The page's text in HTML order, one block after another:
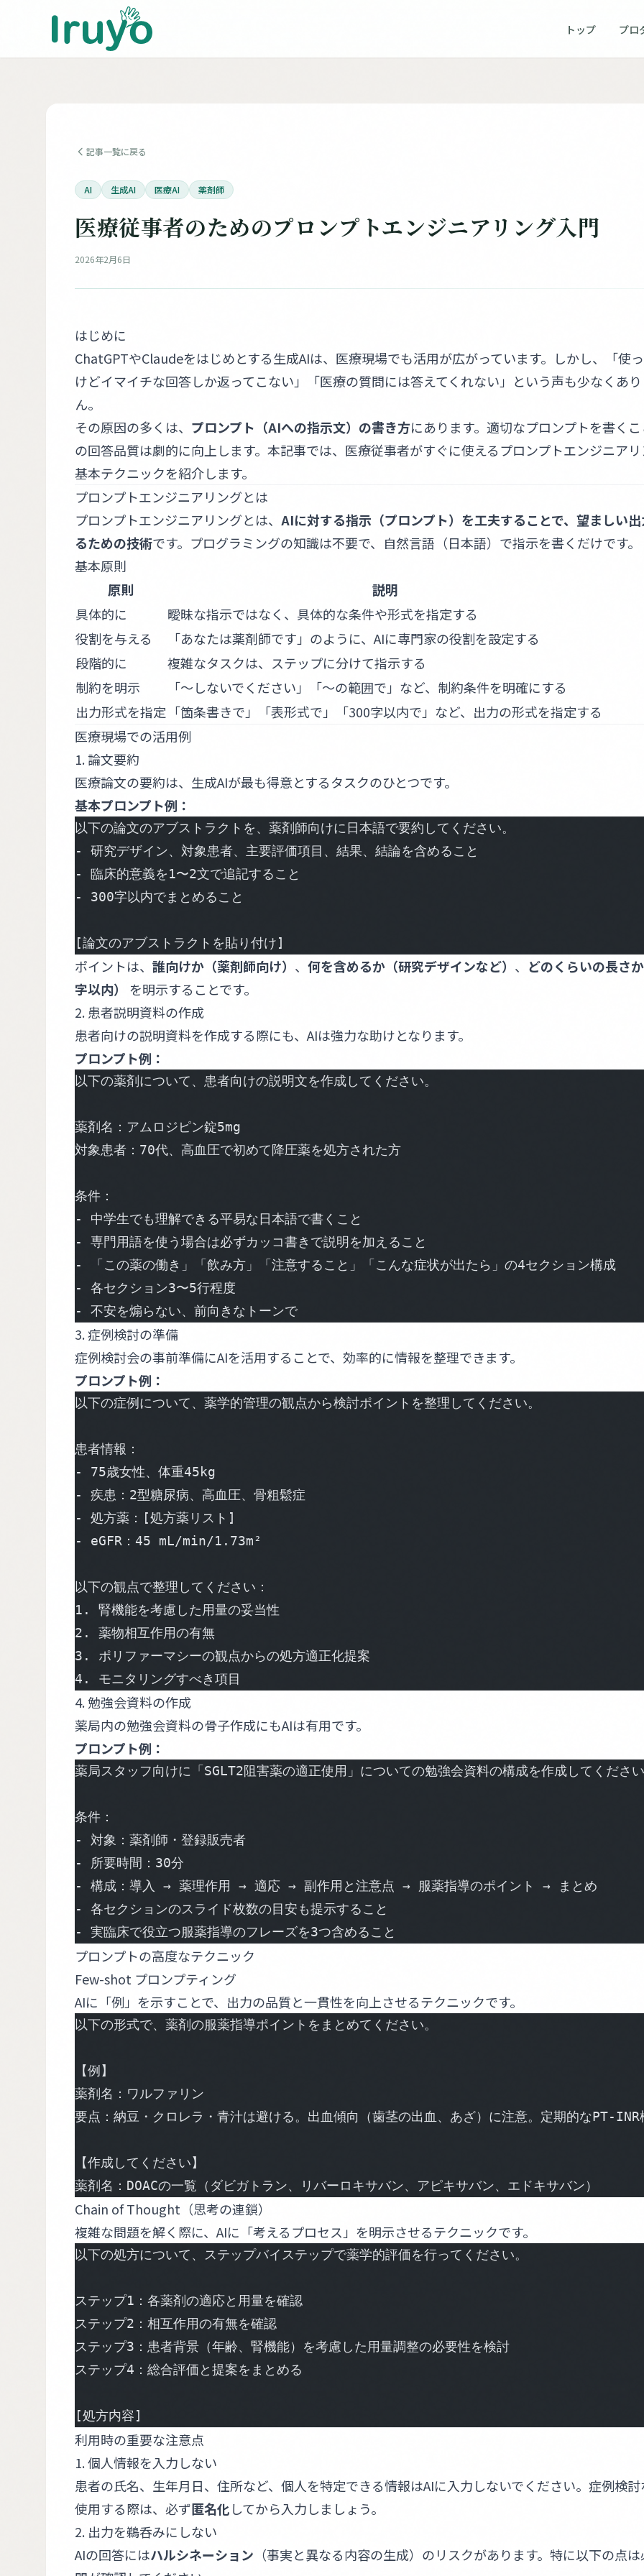
トップ プロ
記事一覧に戻る
AI 生成AI 医療AI 薬剤師
医療従事者のためのプロンプトエンジニアリング入門
2026年2月6日
はじめに
ChatGPTやClaudeをはじめとする生成AIは、医療現場でも活用が広がっています。しかし、「使
けどイマイチな回答しか返ってこない」「医療の質問には答えてくれない」という声も少なくあ
ん。
その原因の多くは、 プロンプト（AIへの指示文）の書き方にあります。適切なプロンプトを書くこ
の回答品質は劇的に向上します。本記事では、医療従事者がすぐに使えるプロンプトエンジニア
基本テクニックを紹介します。
プロンプトエンジニアリングとは
プロンプトエンジニアリングとは、 AIに対する指示（プロンプト）を工夫することで、望ましい
るための技術です。プログラミングの知識は不要で、自然言語（日本語）で指示を書くだけです。
基本原則
原則
説明
具体的に
曖昧な指示ではなく、具体的な条件や形式を指定する
役割を与える
「あなたは薬剤師です」のように、AIに専門家の役割を設定する
段階的に
複雑なタスクは、ステップに分けて指示する
制約を明示
「〜しないでください」「〜の範囲で」など、制約条件を明確にする
出力形式を指定 「箇条書きで」「表形式で」「300字以内で」など、出力の形式を指定する
医療現場での活用例
1. 論文要約
医療論文の要約は、生成AIが最も得意とするタスクのひとつです。
基本プロンプト例：
以下の論文のアブストラクトを、薬剤師向けに日本語で要約してください。
- 研究デザイン、対象患者、主要評価項目、結果、結論を含めること
- 臨床的意義を1〜2文で追記すること
- 300字以内でまとめること
[論文のアブストラクトを貼り付け]
ポイントは、 誰向けか（薬剤師向け） 、 何を含めるか（研究デザインなど） 、 どのくらいの長さ
字以内）
を明示することです。
2. 患者説明資料の作成
患者向けの説明資料を作成する際にも、AIは強力な助けとなります。
プロンプト例：
以下の薬剤について、患者向けの説明文を作成してください。
薬剤名：アムロジピン錠5mg
対象患者：70代、高血圧で初めて降圧薬を処方された方
条件：
- 中学生でも理解できる平易な日本語で書くこと
- 専門用語を使う場合は必ずカッコ書きで説明を加えること
- 「この薬の働き」「飲み方」「注意すること」「こんな症状が出たら」の4セクション構成
- 各セクション3〜5行程度
- 不安を煽らない、前向きなトーンで
3. 症例検討の準備
症例検討会の事前準備にAIを活用することで、効率的に情報を整理できます。
プロンプト例：
以下の症例について、薬学的管理の観点から検討ポイントを整理してください。
患者情報：
- 75歳女性、体重45kg
- 疾患：2型糖尿病、高血圧、骨粗鬆症
- 処方薬：[処方薬リスト]
- eGFR：45 mL/min/1.73m²
以下の観点で整理してください：
1. 腎機能を考慮した用量の妥当性
2. 薬物相互作用の有無
3. ポリファーマシーの観点からの処方適正化提案
4. モニタリングすべき項目
4. 勉強会資料の作成
薬局内の勉強会資料の骨子作成にもAIは有用です。
プロンプト例：
薬局スタッフ向けに「SGLT2阻害薬の適正使用」についての勉強会資料の構成を作成してくださ
条件：
- 対象：薬剤師・登録販売者
- 所要時間：30分
- 構成：導入 → 薬理作用 → 適応 → 副作用と注意点 → 服薬指導のポイント → まとめ
- 各セクションのスライド枚数の目安も提示すること
- 実臨床で役立つ服薬指導のフレーズを3つ含めること
プロンプトの高度なテクニック
Few-shot プロンプティング
AIに「例」を示すことで、出力の品質と一貫性を向上させるテクニックです。
以下の形式で、薬剤の服薬指導ポイントをまとめてください。
【例】
薬剤名：ワルファリン
要点：納豆・クロレラ・青汁は避ける。出血傾向（歯茎の出血、あざ）に注意。定期的なPT-INR
【作成してください】
薬剤名：DOACの一覧（ダビガトラン、リバーロキサバン、アピキサバン、エドキサバン）
Chain of Thought（思考の連鎖）
複雑な問題を解く際に、AIに「考えるプロセス」を明示させるテクニックです。
以下の処方について、ステップバイステップで薬学的評価を行ってください。
ステップ1：各薬剤の適応と用量を確認
ステップ2：相互作用の有無を確認
ステップ3：患者背景（年齢、腎機能）を考慮した用量調整の必要性を検討
ステップ4：総合評価と提案をまとめる
[処方内容]
利用時の重要な注意点
1. 個人情報を入力しない
患者の氏名、生年月日、住所など、個人を特定できる情報はAIに入力しないでください。症例検
使用する際は、必ず匿名化してから入力しましょう。
2. 出力を鵜呑みにしない
AIの回答にはハルシネーション （事実と異なる内容の生成）のリスクがあります。特に以下の点